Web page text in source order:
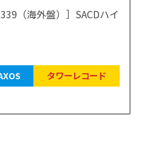
（海外盤）］SACDハイ
タワーレコード